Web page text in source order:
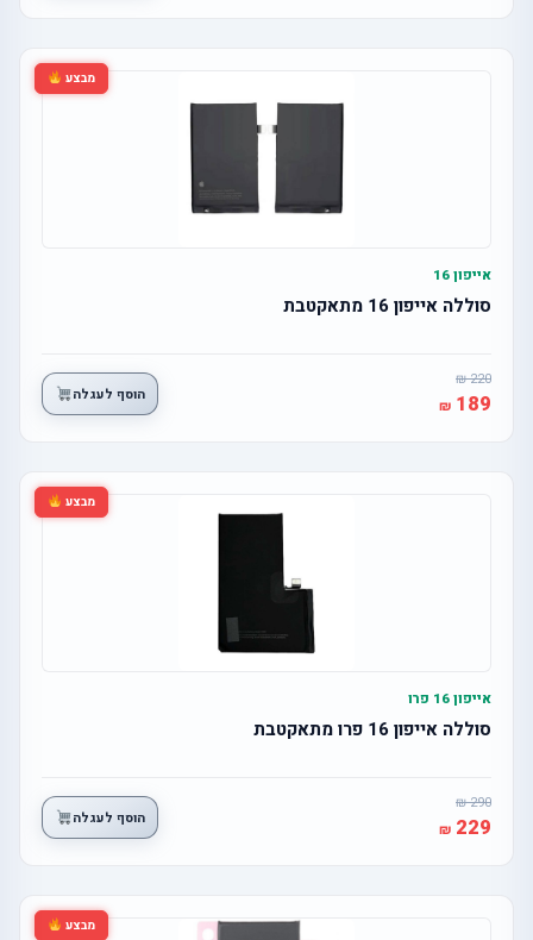
מבצע
אייפון 16
סוללה אייפון 16 מתאקטבת
220
189 הוסף לעגלה
מבצע
אייפון 16 פרו
סוללה אייפון 16 פרו מתאקטבת
290
229 הוסף לעגלה
מבצע